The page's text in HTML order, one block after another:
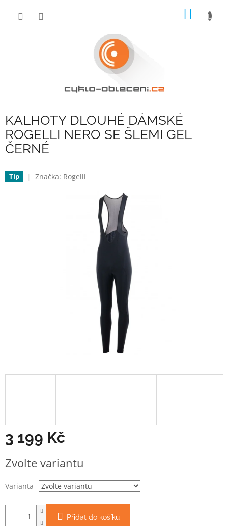
KALHOTY DLOUHÉ DÁMSKÉ
ROGELLI NERO SE ŠLEMI GEL
ČERNÉ
Tip Značka: Rogelli
3 199 Kč
cena:
Zvolte variantu
Varianta
Přidat do košíku